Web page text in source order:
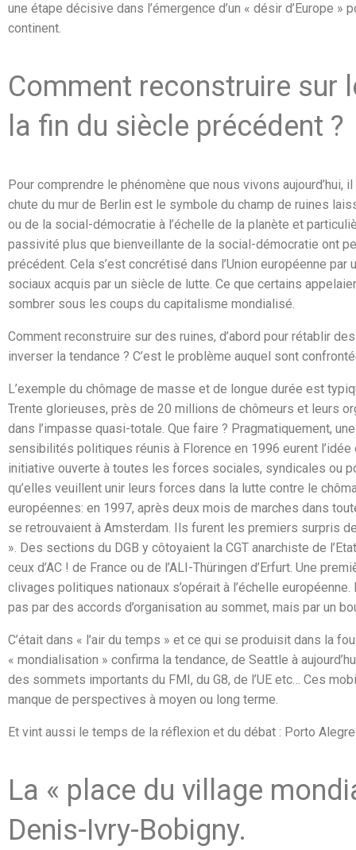
une étape décisive dans l’émergence d’un « désir d’Europe »
continent.
Comment reconstruire sur
la fin du siècle précédent ?
Pour comprendre le phénomène que nous vivons aujourd’hui,
chute du mur de Berlin est le symbole du champ de ruines
ou de la social-démocratie à l’échelle de la planète et
passivité plus que bienveillante de la social-démocratie ont
précédent. Cela s’est concrétisé dans l’Union européenne
sociaux acquis par un siècle de lutte. Ce que certains
sombrer sous les coups du capitalisme mondialisé.
Comment reconstruire sur des ruines, d’abord pour rétablir
inverser la tendance ? C’est le problème auquel sont
L’exemple du chômage de masse et de longue durée est
Trente glorieuses, près de 20 millions de chômeurs et leurs
dans l’impasse quasi-totale. Que faire ? Pragmatiquement,
sensibilités politiques réunis à Florence en 1996 eurent
initiative ouverte à toutes les forces sociales, syndicales ou
qu’elles veuillent unir leurs forces dans la lutte contre le
européennes: en 1997, après deux mois de marches dans
se retrouvaient à Amsterdam. Ils furent les premiers surpris
». Des sections du DGB y côtoyaient la CGT anarchiste de
ceux d’AC ! de France ou de l’ALI-Thüringen d’Erfurt. Une
clivages politiques nationaux s’opérait à l’échelle
pas par des accords d’organisation au sommet, mais par un
C’était dans « l’air du temps » et ce qui se produisit dans la
« mondialisation » confirma la tendance, de Seattle à
des sommets importants du FMI, du G8, de l’UE etc… Ces
manque de perspectives à moyen ou long terme.
Et vint aussi le temps de la réflexion et du débat : Porto
La « place du village
Denis-Ivry-Bobigny.